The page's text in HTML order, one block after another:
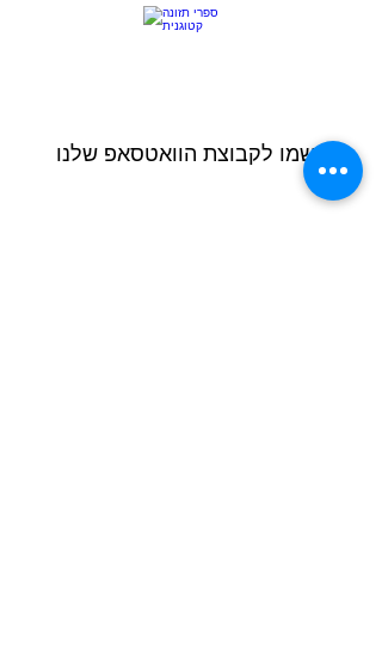
הרשמו לקבוצת הוואטסאפ שלנו